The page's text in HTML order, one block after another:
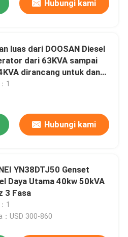
Hubungi kami
luas dari DOOSAN Diesel
dari 63KVA sampai
dirancang untuk dan
listrik di lingkungan
1
Hubungi kami
YN38DTJ50 Genset
Daya Utama 40kw 50kVA
3 Fasa
1
：USD 300-860